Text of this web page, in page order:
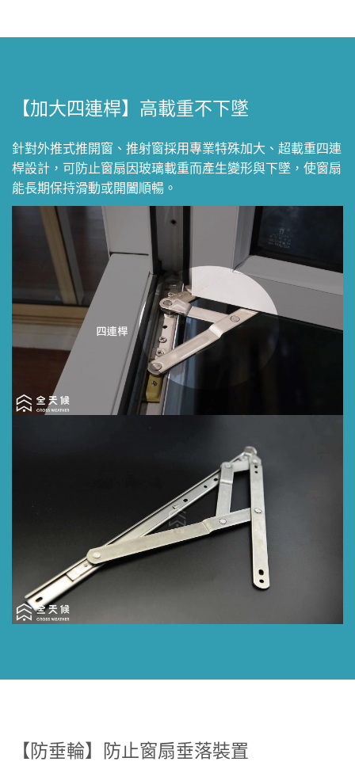
【加大四連桿】高載重不下墜
針對外推式推開窗、推射窗採用專業特殊加大、超載重四連
桿設計，可防止窗扇因玻璃載重而產生變形與下墜，使窗扇
能長期保持滑動或開闔順暢。
【防垂輪】防止窗扇垂落裝置